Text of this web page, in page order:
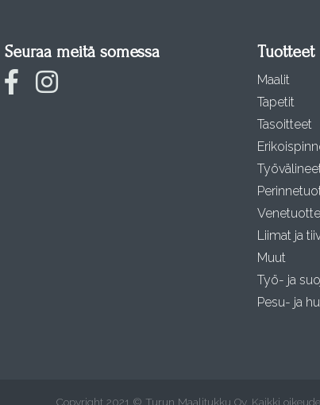
Seuraa meitä somessa Tuotteet
Maalit
Tapetit
Tasoitteet
Liimat ja
Muut
Työ- ja
Pesu- ja
Copyright 2021 © Turun Maalitukku Oy. Kaikki